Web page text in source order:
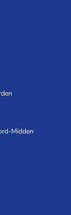
Midden